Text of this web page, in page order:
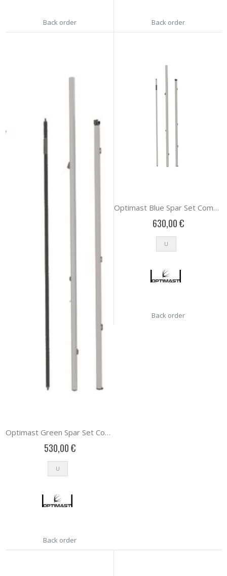
Back order Back order
Optimast Green Spar Set Complete 1 SET
530,00 €
U
Back order
Optimast Blue Spar Set Complete 1 SET
630,00 €
U
Back order